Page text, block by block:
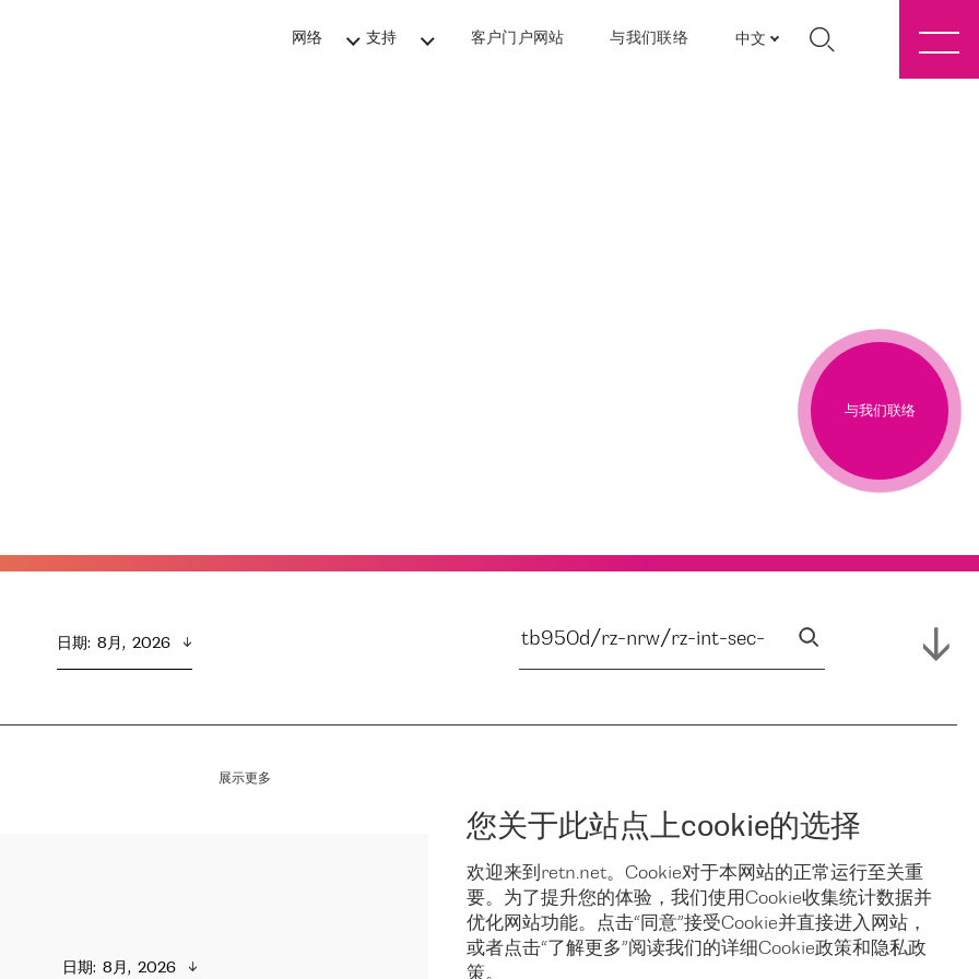
网络 支持 客户门户网站 与我们联络 中文
您关于此站点上cookie的选择
欢迎来到retn.net。Cookie对于本网站的正常运行至关重
要。为了提升您的体验，我们使用Cookie收集统计数据并
优化网站功能。点击“同意”接受Cookie并直接进入网站，
或者点击“了解更多”阅读我们的详细Cookie政策和隐私政
策。
与我们联络
日期: 8月,  2026
展示更多
日期: 8月,  2026